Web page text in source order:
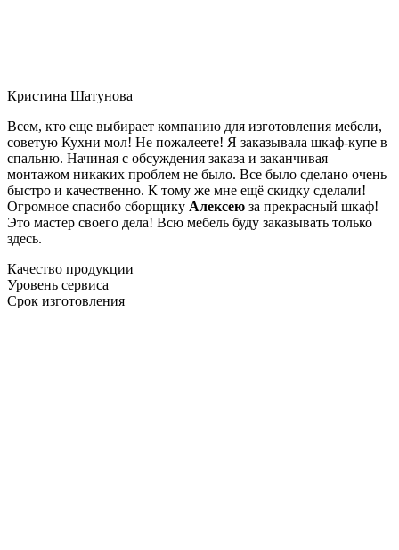
Кристина Шатунова
Всем, кто еще выбирает компанию для изготовления мебели,
советую Кухни мол! Не пожалеете! Я заказывала шкаф-купе в
спальню. Начиная с обсуждения заказа и заканчивая
монтажом никаких проблем не было. Все было сделано очень
быстро и качественно. К тому же мне ещё скидку сделали!
Огромное спасибо сборщику Алексею за прекрасный шкаф!
Это мастер своего дела! Всю мебель буду заказывать только
здесь.
Качество продукции
Уровень сервиса
Срок изготовления